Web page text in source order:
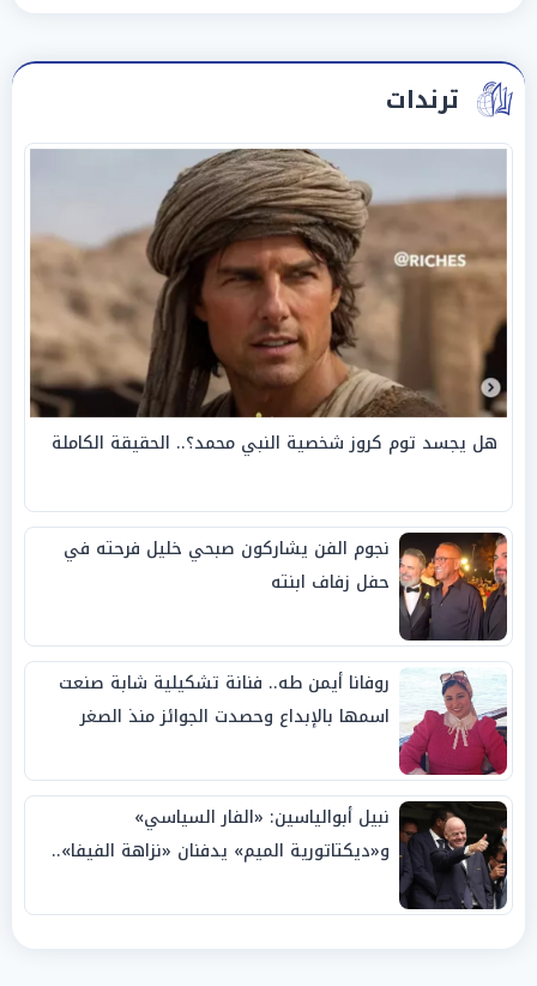
ترندات
هل يجسد توم كروز شخصية النبي محمد؟.. الحقيقة الكاملة
نجوم الفن يشاركون صبحي خليل فرحته في
حفل زفاف ابنته
روفانا أيمن طه.. فنانة تشكيلية شابة صنعت
اسمها بالإبداع وحصدت الجوائز منذ الصغر
نبيل أبوالياسين: «الفار السياسي»
و«ديكتاتورية الميم» يدفنان «نزاهة الفيفا»..